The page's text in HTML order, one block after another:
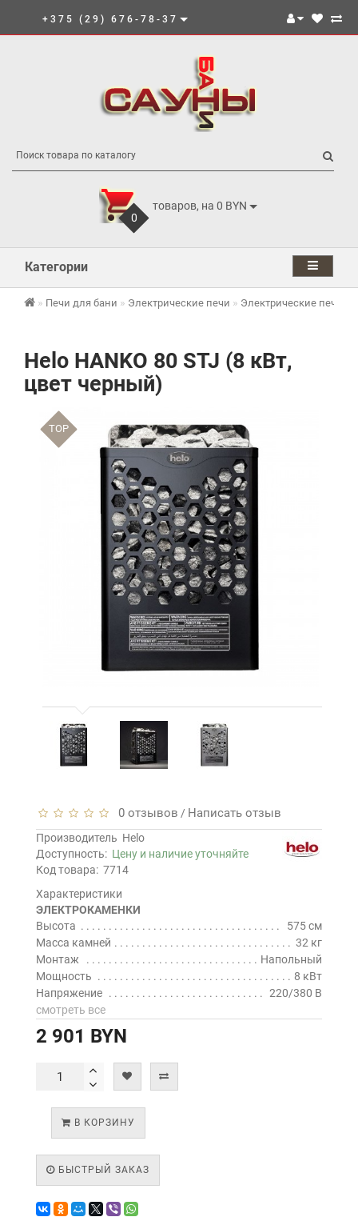
+375 (29) 676-78-37
0
товаров, на 0 BYN
Категории
Печи для бани Электрические печи Электрические печи
Helo HANKO 80 STJ (8 кВт,
цвет черный)
TOP
0 отзывов / Написать отзыв
Производитель Helo
Доступность: Цену и наличие уточняйте
Код товара: 7714
Характеристики
ЭЛЕКТРОКАМЕНКИ
Высота
575 см
Масса камней
32 кг
Монтаж
Напольный
Мощность
8 кВт
Напряжение
220/380 В
смотреть все
2 901 BYN
В КОРЗИНУ
БЫСТРЫЙ ЗАКАЗ